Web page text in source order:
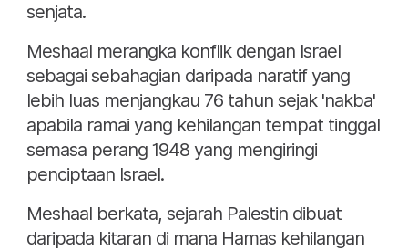
senjata.
Meshaal merangka konflik dengan Israel
sebagai sebahagian daripada naratif yang
lebih luas menjangkau 76 tahun sejak 'nakba'
apabila ramai yang kehilangan tempat tinggal
semasa perang 1948 yang mengiringi
penciptaan Israel.
Meshaal berkata, sejarah Palestin dibuat
daripada kitaran di mana Hamas kehilangan